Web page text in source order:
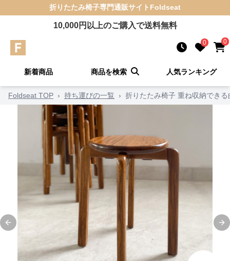
折りたたみ椅子専門通販サイト Foldseat
10,000円以上のご購入で送料無料
0 0
新着商品 商品を検索 人気ランキング
Foldseat TOP › 持ち運びの一覧 › 折りたたみ椅子 重ね収納でき
Previous slide